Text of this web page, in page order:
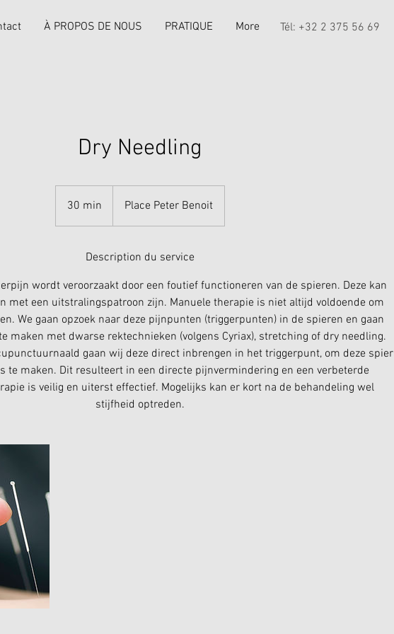
À PROPOS DE NOUS PRATIQUE More Tél: +32 2 375 56 69
Dry Needling
30 min
0
i
Place Peter Benoit
Description du service
wordt veroorzaakt door een foutief functioneren van de spieren. Deze kan
met een uitstralingspatroon zijn. Manuele therapie is niet altijd voldoende om
We gaan opzoek naar deze pijnpunten (triggerpunten) in de spieren en gaan
maken met dwarse rektechnieken (volgens Cyriax), stretching of dry needling.
gaan wij deze direct inbrengen in het triggerpunt, om deze spier
te maken. Dit resulteert in een directe pijnvermindering en een verbeterde
is veilig en uiterst effectief. Mogelijks kan er kort na de behandeling wel
stijfheid optreden.